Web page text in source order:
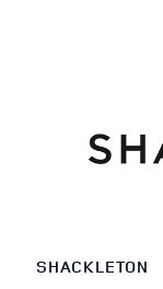
SHACKLETON